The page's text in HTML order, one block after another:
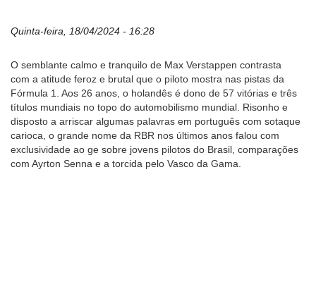
Quinta-feira, 18/04/2024 - 16:28
O semblante calmo e tranquilo de Max Verstappen contrasta
com a atitude feroz e brutal que o piloto mostra nas pistas da
Fórmula 1. Aos 26 anos, o holandês é dono de 57 vitórias e três
títulos mundiais no topo do automobilismo mundial. Risonho e
disposto a arriscar algumas palavras em português com sotaque
carioca, o grande nome da RBR nos últimos anos falou com
exclusividade ao ge sobre jovens pilotos do Brasil, comparações
com Ayrton Senna e a torcida pelo Vasco da Gama.